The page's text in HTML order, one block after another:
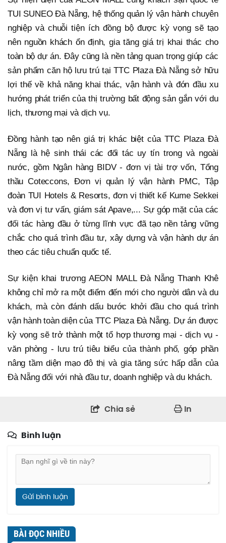
TUI SUNEO Đà Nẵng, hệ thống quản lý vận hành chuyên
nghiệp và chuỗi tiện ích đồng bộ được kỳ vọng sẽ tạo
nên nguồn khách ổn định, gia tăng giá trị khai thác cho
toàn bộ dự án. Đây cũng là nền tảng quan trọng giúp các
sản phẩm căn hộ lưu trú tại TTC Plaza Đà Nẵng sở hữu
lợi thế về khả năng khai thác, vận hành và đón đầu xu
hướng phát triển của thị trường bất động sản gắn với du
lịch, thương mại và dịch vụ.
Đồng hành tạo nên giá trị khác biệt của TTC Plaza Đà
Nẵng là hệ sinh thái các đối tác uy tín trong và ngoài
nước, gồm Ngân hàng BIDV - đơn vị tài trợ vốn, Tổng
thầu Coteccons, Đơn vị quản lý vận hành PMC, Tập
đoàn TUI Hotels & Resorts, đơn vị thiết kế Kume Sekkei
và đơn vị tư vấn, giám sát Apave,... Sự góp mặt của các
đối tác hàng đầu ở từng lĩnh vực đã tạo nền tảng vững
chắc cho quá trình đầu tư, xây dựng và vận hành dự án
theo các tiêu chuẩn quốc tế.
Sự kiện khai trương AEON MALL Đà Nẵng Thanh Khê
không chỉ mở ra một điểm đến mới cho người dân và du
khách, mà còn đánh dấu bước khởi đầu cho quá trình
vận hành toàn diện của TTC Plaza Đà Nẵng. Dự án được
kỳ vọng sẽ trở thành một tổ hợp thương mại - dịch vụ -
văn phòng - lưu trú tiêu biểu của thành phố, góp phần
nâng tầm diện mạo đô thị và gia tăng sức hấp dẫn của
Đà Nẵng đối với nhà đầu tư, doanh nghiệp và du khách.
Chia sẻ In
Bình luận
Gửi bình luận
BÀI ĐỌC NHIỀU